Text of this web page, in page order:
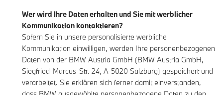
Wer wird Ihre Daten erhalten und Sie mit werblicher
Kommunikation kontaktieren?
Sofern Sie in unsere personalisierte werbliche
Kommunikation einwilligen, werden Ihre personenbezogenen
Daten von der BMW Austria GmbH (BMW Austria GmbH,
Siegfried-Marcus-Str. 24, A-5020 Salzburg) gespeichert und
verarbeitet. Sie erklären sich ferner damit einverstanden,